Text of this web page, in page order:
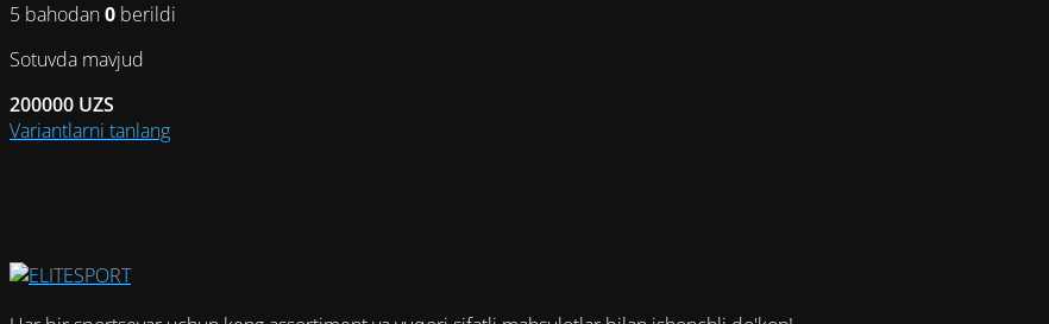
5 bahodan0 berildi
Sotuvda mavjud
200000 UZS
Variantlarni tanlangЭтот
выбрать